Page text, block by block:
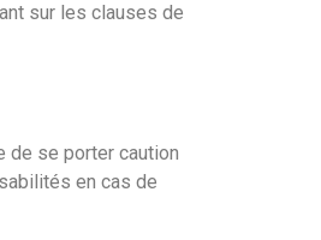
sur les clauses de
de se porter caution
en cas de